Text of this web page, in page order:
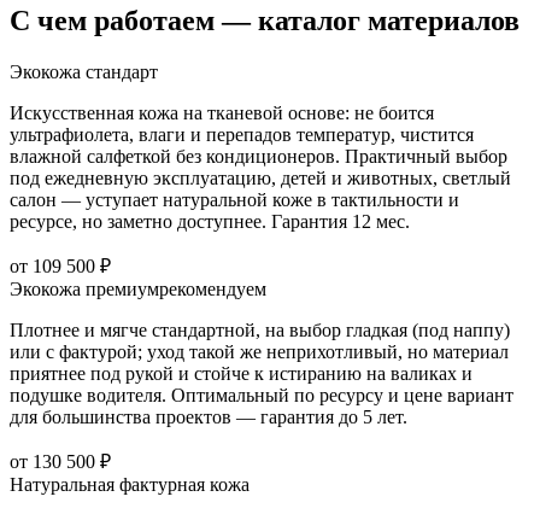
С чем работаем — каталог материалов
Экокожа стандарт
Искусственная кожа на тканевой основе: не боится
ультрафиолета, влаги и перепадов температур, чистится
влажной салфеткой без кондиционеров. Практичный выбор
под ежедневную эксплуатацию, детей и животных, светлый
салон — уступает натуральной коже в тактильности и
ресурсе, но заметно доступнее. Гарантия 12 мес.
от 109 500 ₽
Экокожа премиумрекомендуем
Плотнее и мягче стандартной, на выбор гладкая (под наппу)
или с фактурой; уход такой же неприхотливый, но материал
приятнее под рукой и стойче к истиранию на валиках и
подушке водителя. Оптимальный по ресурсу и цене вариант
для большинства проектов — гарантия до 5 лет.
от 130 500 ₽
Натуральная фактурная кожа